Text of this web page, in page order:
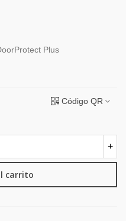
Protect Plus
Código QR
+
carrito